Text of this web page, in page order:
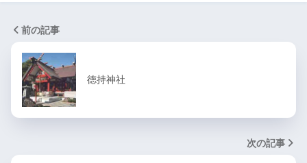
前の記事
徳持神社
次の記事